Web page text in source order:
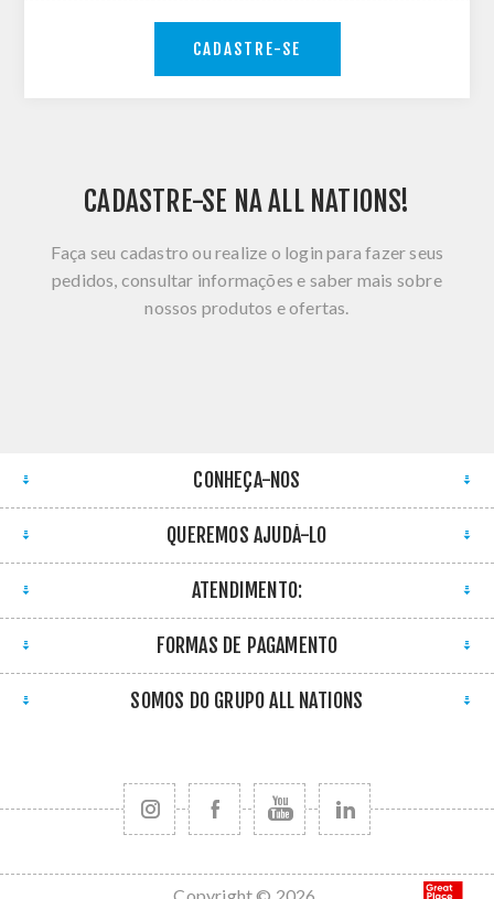
CADASTRE-SE
CADASTRE-SE NA ALL NATIONS!
Faça seu cadastro ou realize o login para fazer seus
pedidos, consultar informações e saber mais sobre
nossos produtos e ofertas.
CONHEÇA-NOS
QUEREMOS AJUDÁ-LO
ATENDIMENTO:
FORMAS DE PAGAMENTO
SOMOS DO GRUPO ALL NATIONS